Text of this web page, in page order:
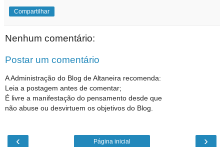
Compartilhar
Nenhum comentário:
Postar um comentário
A Administração do Blog de Altaneira recomenda:
Leia a postagem antes de comentar;
É livre a manifestação do pensamento desde que
não abuse ou desvirtuem os objetivos do Blog.
‹ ›
Página inicial